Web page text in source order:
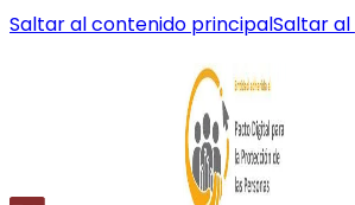
Saltar al contenido principalSaltar